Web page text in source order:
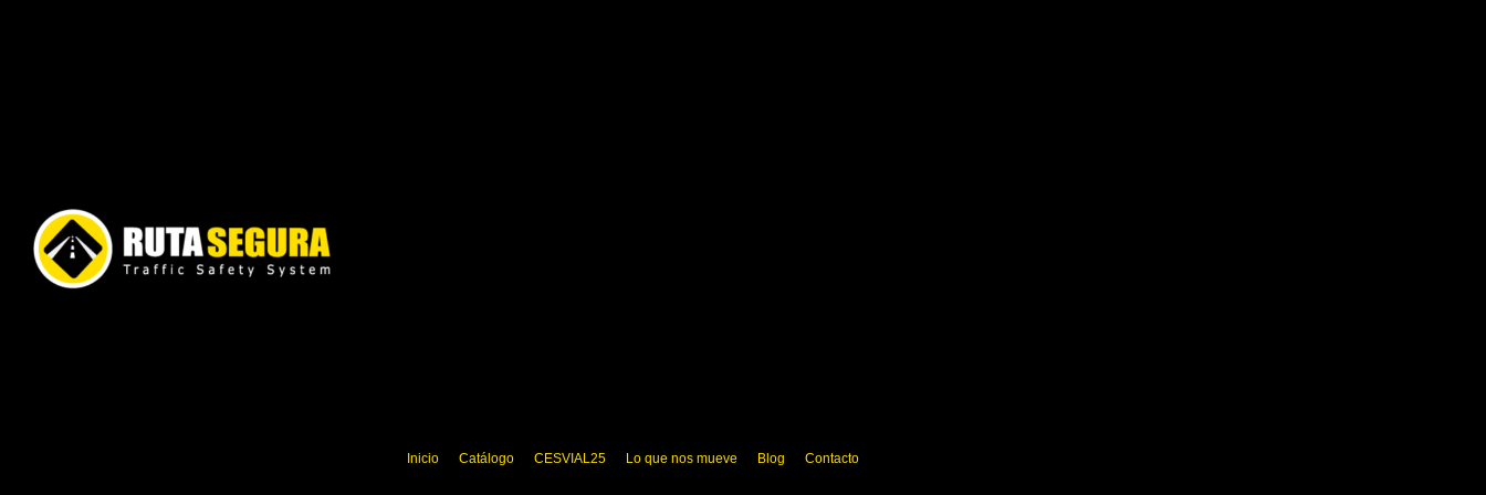
Inicio Catálogo CESVIAL25 Lo que nos mueve Blog Contacto